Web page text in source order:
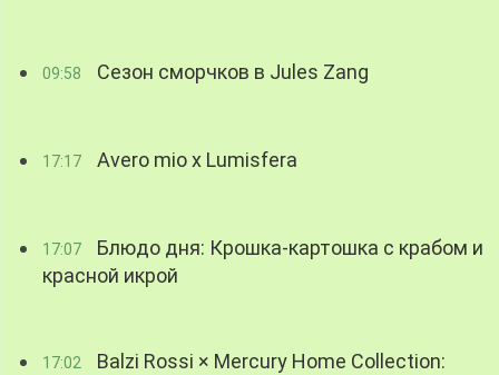
09:58 Сезон сморчков в Jules Zang
17:17 Avero mio x Lumisfera
17:07
Блюдо дня: Крошка-картошка с крабом и
красной икрой
17:02
Balzi Rossi × Mercury Home Collection: